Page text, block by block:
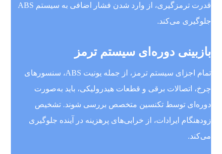
قدرت ترمزگیری، از وارد شدن فشار اضافی به سیستم ABS
جلوگیری می‌کند.
بازبینی دوره‌ای سیستم ترمز
تمام اجزای سیستم ترمز، از جمله یونیت ABS، سنسورهای
چرخ، اتصالات برقی و قطعات هیدرولیکی، باید به‌صورت
دوره‌ای توسط تکنسین متخصص بررسی شوند. تشخیص
زودهنگام ایرادات، از خرابی‌های پرهزینه در آینده جلوگیری
می‌کند.